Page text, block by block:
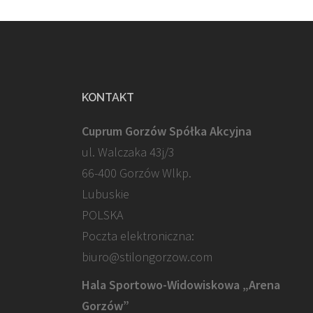
KONTAKT
Cuprum Gorzów Spółka Akcyjna
ul. Walczaka 43j/3
66-400 Gorzów Wlkp.
Lubuskie
POLSKA
Poczta elektroniczna:
biuro@stilongorzow.com
Hala Sportowo-Widowiskowa „Arena
Gorzów”